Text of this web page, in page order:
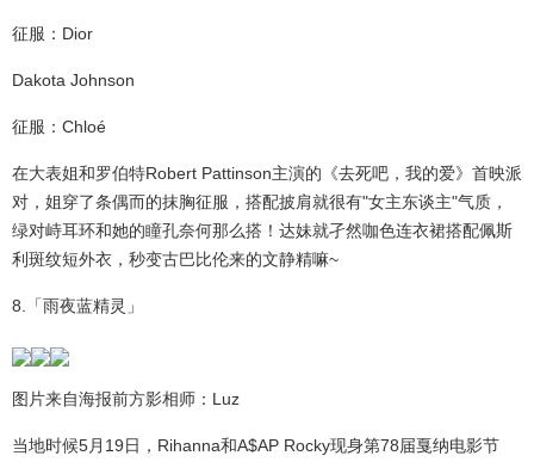
征服：Dior
Dakota Johnson
征服：Chloé
在大表姐和罗伯特Robert Pattinson主演的《去死吧，我的爱》首映派
对，姐穿了条偶而的抹胸征服，搭配披肩就很有"女主东谈主"气质，
绿对峙耳环和她的瞳孔奈何那么搭！达妹就孑然咖色连衣裙搭配佩斯
利斑纹短外衣，秒变古巴比伦来的文静精嘛~
8.「雨夜蓝精灵」
图片来自海报前方影相师：Luz
当地时候5月19日，Rihanna和A$AP Rocky现身第78届戛纳电影节